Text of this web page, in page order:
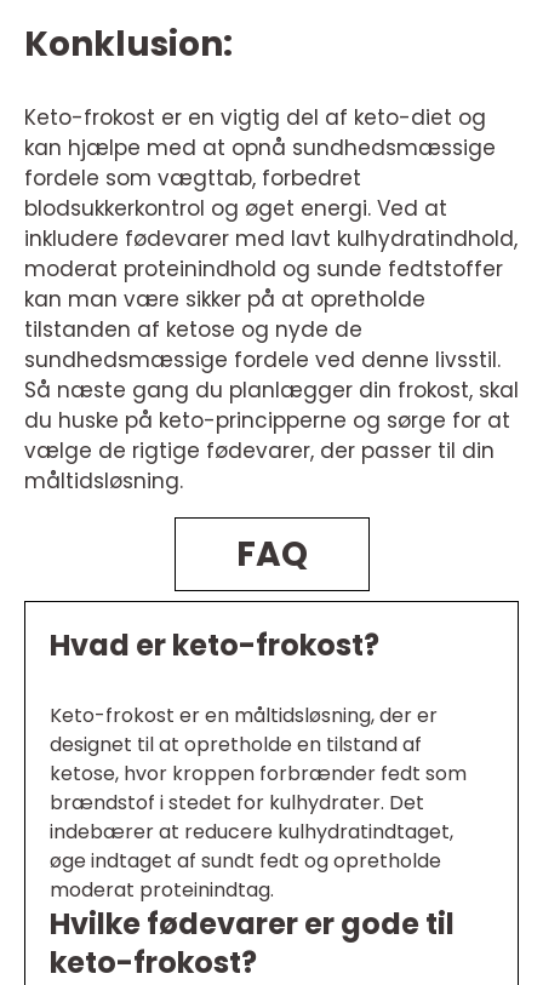
Konklusion:
Keto-frokost er en vigtig del af keto-diet og
kan hjælpe med at opnå sundhedsmæssige
fordele som vægttab, forbedret
blodsukkerkontrol og øget energi. Ved at
inkludere fødevarer med lavt kulhydratindhold,
moderat proteinindhold og sunde fedtstoffer
kan man være sikker på at opretholde
tilstanden af ketose og nyde de
sundhedsmæssige fordele ved denne livsstil.
Så næste gang du planlægger din frokost, skal
du huske på keto-principperne og sørge for at
vælge de rigtige fødevarer, der passer til din
måltidsløsning.
FAQ
Hvad er keto-frokost?
Keto-frokost er en måltidsløsning, der er
designet til at opretholde en tilstand af
ketose, hvor kroppen forbrænder fedt som
brændstof i stedet for kulhydrater. Det
indebærer at reducere kulhydratindtaget,
øge indtaget af sundt fedt og opretholde
moderat proteinindtag.
Hvilke fødevarer er gode til
keto-frokost?